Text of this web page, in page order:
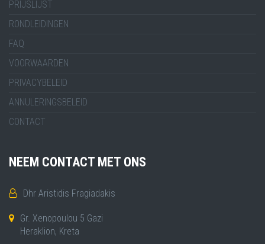
PRIJSLIJST
RONDLEIDINGEN
FAQ
VOORWAARDEN
PRIVACYBELEID
ANNULERINGSBELEID
CONTACT
NEEM CONTACT MET ONS
Dhr Aristidis Fragiadakis
Gr. Xenopoulou 5 Gazi
Heraklion, Kreta